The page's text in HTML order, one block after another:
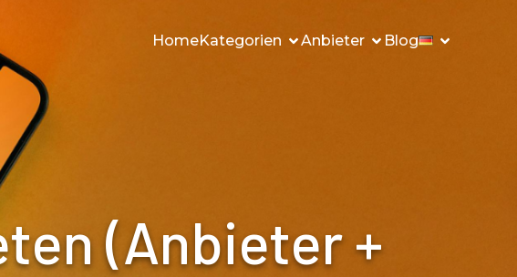
HomeKategorien Anbieter Blog
(Anbieter +